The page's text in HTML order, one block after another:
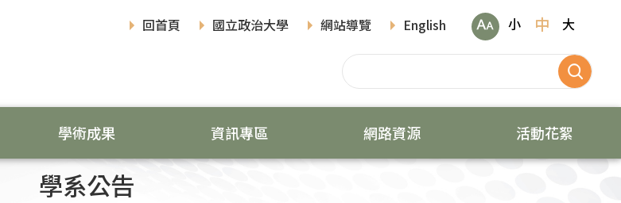
回首頁
國立政治大學 網站導覽 English 小 中 大
學術成果 資訊專區 網路資源 活動花絮
學系公告